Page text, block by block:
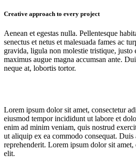
Creative approach to every project
Aenean et egestas nulla. Pellentesque
senectus et netus et malesuada fames ac
gravida, ligula non molestie tristique,
maximus augue magna accumsan ante.
neque at, lobortis tortor.
Lorem ipsum dolor sit amet, consectetur
eiusmod tempor incididunt ut labore et
enim ad minim veniam, quis nostrud
ut aliquip ex ea commodo consequat.
reprehenderit. Lorem ipsum dolor sit amet,
elit.